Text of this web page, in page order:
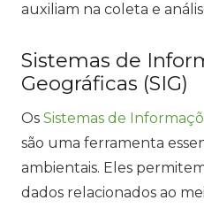
auxiliam na coleta e
Sistemas de
Geográficas (SIG)
Os Sistemas de
são uma ferramenta
ambientais. Eles
dados relacionados ao